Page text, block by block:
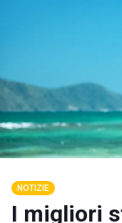
NOTIZIE
I migliori